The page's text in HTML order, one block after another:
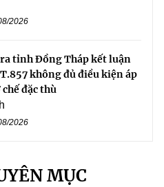
2026
tỉnh Đồng Tháp kết luận
không đủ điều kiện áp
đặc thù
2026
MỤC